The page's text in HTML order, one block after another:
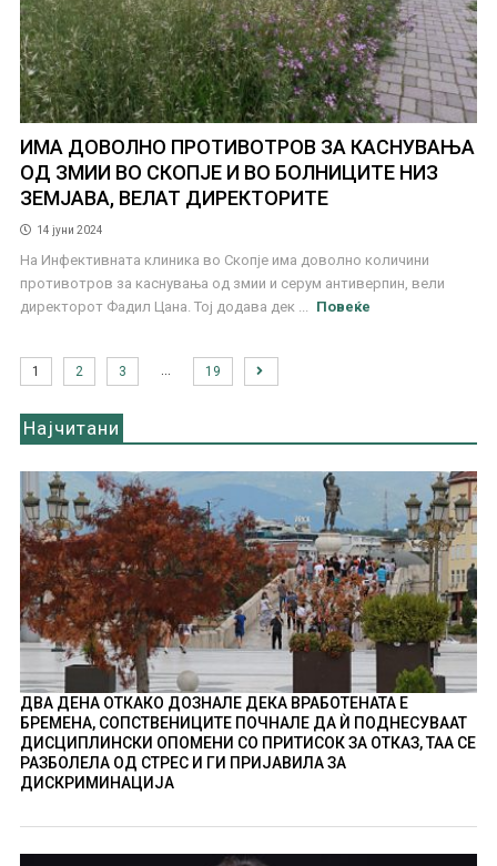
ИМА ДОВОЛНО ПРОТИВОТРОВ ЗА КАСНУВАЊА
ОД ЗМИИ ВО СКОПЈЕ И ВО БОЛНИЦИТЕ НИЗ
ЗЕМЈАВА, ВЕЛАТ ДИРЕКТОРИТЕ
14 јуни 2024
На Инфективната клиника во Скопје има доволно количини
противотров за каснувања од змии и серум антиверпин, вели
директорот Фадил Цана. Тој додава дек ...
Повеќе
1 2 3 19
Најчитани
ДВА ДЕНА ОТКАКО ДОЗНАЛЕ ДЕКА ВРАБОТЕНАТА Е
БРЕМЕНА, СОПСТВЕНИЦИТЕ ПОЧНАЛЕ ДА Ѝ ПОДНЕСУВААТ
ДИСЦИПЛИНСКИ ОПОМЕНИ СО ПРИТИСОК ЗА ОТКАЗ, ТАА СЕ
РАЗБОЛЕЛА ОД СТРЕС И ГИ ПРИЈАВИЛА ЗА
ДИСКРИМИНАЦИЈА